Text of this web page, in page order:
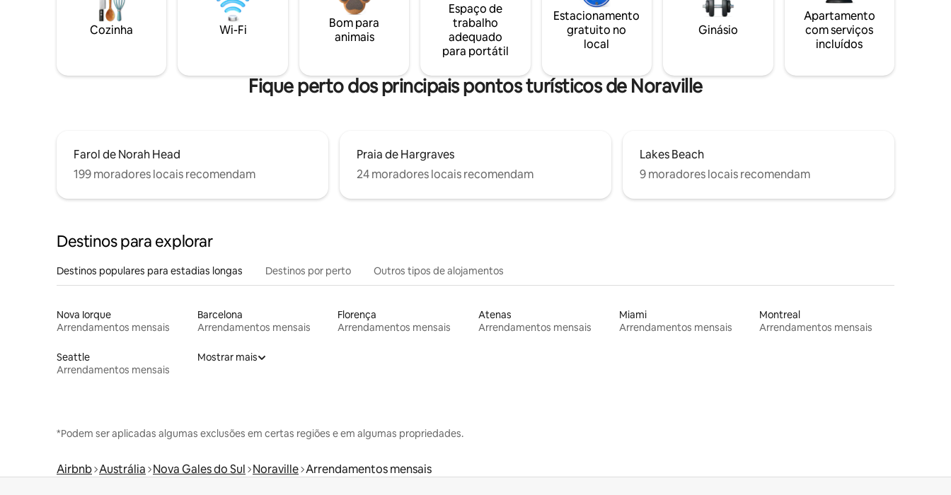
Cozinha Wi-Fi
Bom para
animais
Espaço de
trabalho
adequado
para portátil
Estacionamento
gratuito no
local
Ginásio
Apartamento
com serviços
incluídos
Fique perto dos principais pontos turísticos de Noraville
Farol de Norah Head
199 moradores locais recomendam
Praia de Hargraves
24 moradores locais recomendam
Lakes Beach
9 moradores locais recomendam
Destinos para explorar
Destinos populares para estadias longas Destinos por perto Outros tipos de alojamentos
Nova Iorque
Arrendamentos mensais
Barcelona
Arrendamentos mensais
Florença
Arrendamentos mensais
Atenas
Arrendamentos mensais
Miami
Arrendamentos mensais
Montreal
Arrendamentos mensais
Seattle
Arrendamentos mensais
Mostrar mais
*Podem ser aplicadas algumas exclusões em certas regiões e em algumas propriedades.
Airbnb Austrália Nova Gales do Sul Noraville Arrendamentos mensais